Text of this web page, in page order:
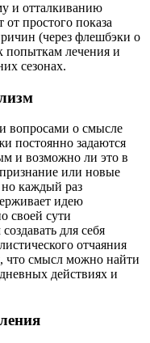
и отталкиванию
простого показа
(через флешбэки о
попыткам лечения и
сезонах.
вопросами о смысле
постоянно задаются
и возможно ли это в
или новые
каждый раз
идею
своей сути
для себя
отчаяния
что смысл можно найти
действиях и